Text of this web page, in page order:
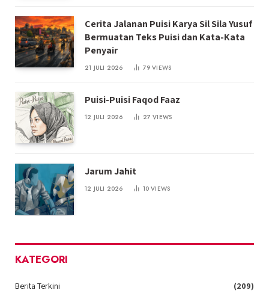
Cerita Jalanan Puisi Karya Sil Sila Yusuf
Bermuatan Teks Puisi dan Kata-Kata
Penyair
21 JULI 2026 79VIEWS
Puisi-Puisi Faqod Faaz
12 JULI 2026 27VIEWS
Jarum Jahit
12 JULI 2026 10VIEWS
KATEGORI
Berita Terkini
(209)